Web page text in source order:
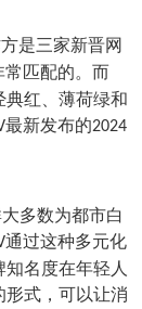
是三家新晋网
常匹配的。而
典红、薄荷绿和
最新发布的2024
多数为都市白
通过这种多元化
名度在年轻人
形式，可以让消